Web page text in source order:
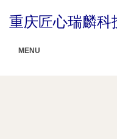
重庆匠心瑞麟科
MENU